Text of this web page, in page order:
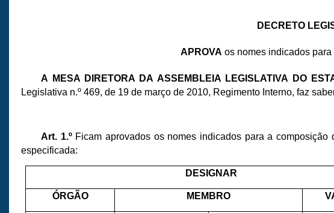
DECRETO
APROVA os nomes indicados
A MESA DIRETORA DA ASSEMBLEIA LEGISLATIVA DO
Legislativa n.º 469, de 19 de março de 2010, Regimento Interno, faz
Art. 1.ºFicam aprovados os nomes indicados para a
especificada:
DESIGNAR
ÓRGÃO MEMBRO